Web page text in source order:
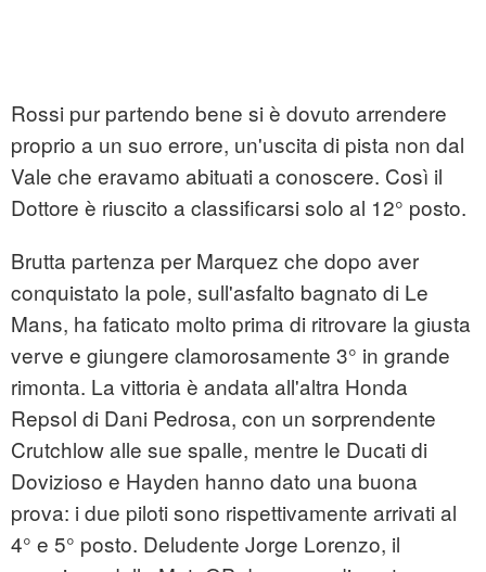
Rossi pur partendo bene si è dovuto arrendere
proprio a un suo errore, un'uscita di pista non dal
Vale che eravamo abituati a conoscere. Così il
Dottore è riuscito a classificarsi solo al 12° posto.
Brutta partenza per Marquez che dopo aver
conquistato la pole, sull'asfalto bagnato di Le
Mans, ha faticato molto prima di ritrovare la giusta
verve e giungere clamorosamente 3° in grande
rimonta. La vittoria è andata all'altra Honda
Repsol di Dani Pedrosa, con un sorprendente
Crutchlow alle sue spalle, mentre le Ducati di
Dovizioso e Hayden hanno dato una buona
prova: i due piloti sono rispettivamente arrivati al
4° e 5° posto. Deludente Jorge Lorenzo, il